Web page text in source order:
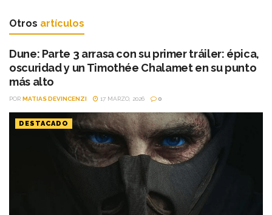
Otros artículos
Dune: Parte 3 arrasa con su primer tráiler: épica,
oscuridad y un Timothée Chalamet en su punto
más alto
POR MATIAS DEVINCENZI 17 MARZO, 2026 0
DESTACADO